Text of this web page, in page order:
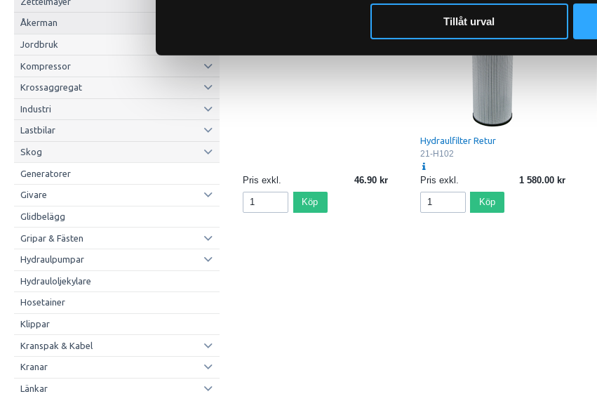
Tillåt urval
Åkerman
Jordbruk
Kompressor
Krossaggregat
Industri
Lastbilar
Skog
Generatorer
Givare
Glidbelägg
Gripar & Fästen
Hydraulpumpar
Hydrauloljekylare
Hosetainer
Klippar
Kranspak & Kabel
Kranar
Länkar
Pris exkl. 46.90
Köp
Hydraulfilter Retur
21-H102
Pris exkl. 1 580.00
Köp